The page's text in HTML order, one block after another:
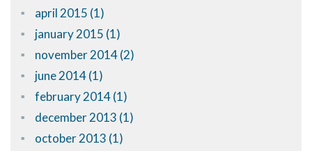
april 2015 (1)
january 2015 (1)
november 2014 (2)
june 2014 (1)
february 2014 (1)
december 2013 (1)
october 2013 (1)